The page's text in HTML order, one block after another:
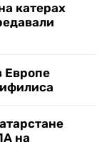
катерах
Европе
на